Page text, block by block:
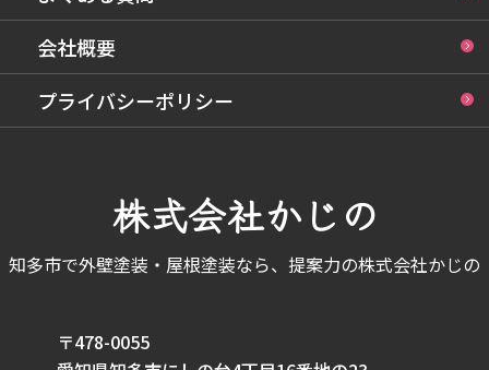
会社概要
プライバシーポリシー
株式会社かじの
知多市で外壁塗装・屋根塗装なら、提案力の株式会社かじの
〒478-0055